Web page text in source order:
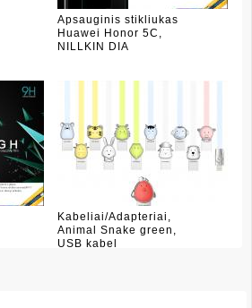
Apsauginis stikliukas
Huawei Honor 5C,
NILLKIN DIA
Kabeliai/Adapteriai,
Animal Snake green,
USB kabel